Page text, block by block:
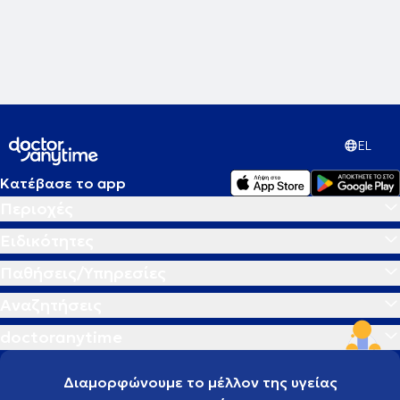
EL
Κατέβασε το app
Διαμορφώνουμε το μέλλον της υγείας